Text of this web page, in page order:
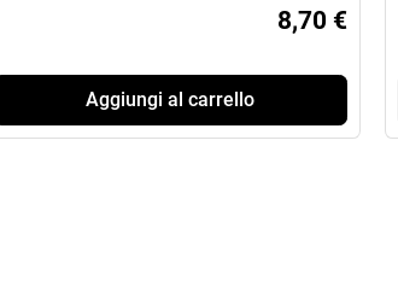
8,70 €
Aggiungi al carrello